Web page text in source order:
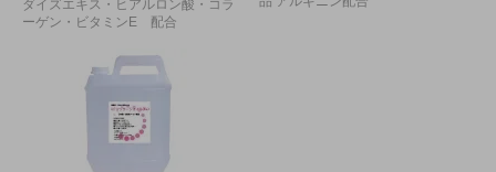
ダイズエキス・ヒアルロン酸・コラ
ーゲン・ビタミンE 配合